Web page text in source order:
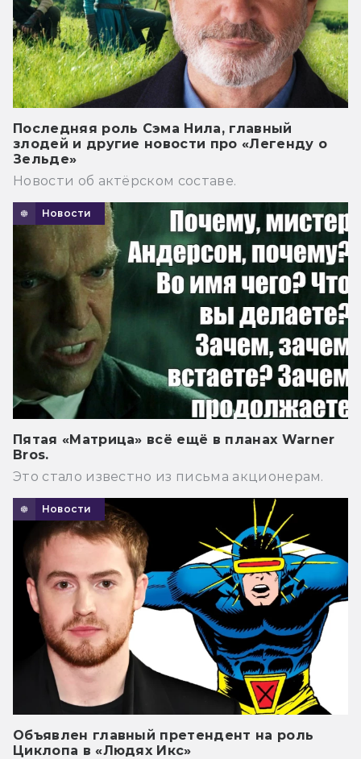
Последняя роль Сэма Нила, главный
злодей и другие новости про «Легенду о
Зельде»
Новости об актёрском составе.
Новости
Пятая «Матрица» всё ещё в планах Warner
Bros.
Это стало известно из письма акционерам.
Новости
Объявлен главный претендент на роль
Циклопа в «Людях Икс»